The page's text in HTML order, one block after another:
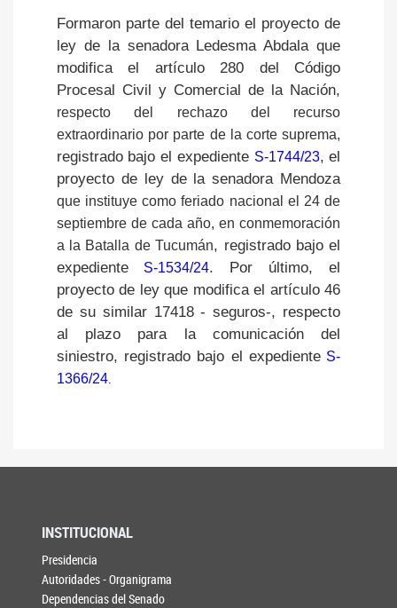
Formaron parte del temario el proyecto de
ley de la senadora Ledesma Abdala que
modifica el artículo 280 del Código
respecto del rechazo del recurso
registrado bajo el expediente S-1744/23, el
proyecto de ley de la senadora Mendoza
que instituye como feriado nacional el 24 de
septiembre de cada año, en conmemoración
a la Batalla de Tucumán, registrado bajo el
expediente
S-1534/24. Por último, el
proyecto de ley que modifica el artículo 46
de su similar 17418 - seguros-, respecto
al plazo para la comunicación del
siniestro, registrado bajo el expediente S-
1366/24.
INSTITUCIONAL
Presidencia
Autoridades - Organigrama
Dependencias del Senado